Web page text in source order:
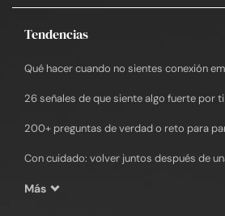
Tendencias
Qué hacer cuando no sientes conexión
26 señales de que siente algo fuerte por ti
200+ preguntas de verdad o reto para
Con cuidado: volver juntos después de
Más